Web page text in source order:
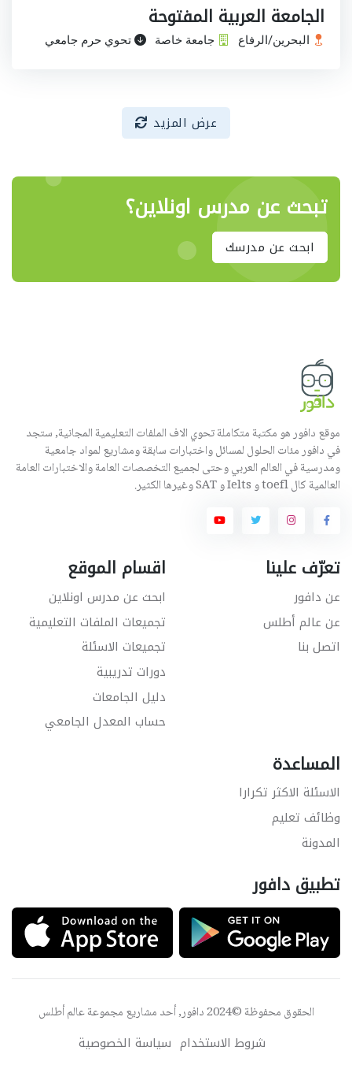
الجامعة العربية المفتوحة
البحرين/الرفاع جامعة خاصة تحوي حرم جامعي
عرض المزيد
تبحث عن مدرس اونلاين؟
ابحث عن مدرسك
موقع دافور هو مكتبة متكاملة تحوي الاف الملفات التعليمية المجانية, ستجد
في دافور مئات الحلول لمسائل واختبارات سابقة ومشاريع لمواد جامعية
ومدرسية في العالم العربي وحتى لجميع التخصصات العامة والاختبارات العامة
العالمية كال toefl و Ielts و SAT وغيرها الكثير.
تعرّف علينا
عن دافور
عن عالم أطلس
اتصل بنا
اقسام الموقع
ابحث عن مدرس اونلاين
تجميعات الملفات التعليمية
تجميعات الاسئلة
دورات تدريبية
دليل الجامعات
حساب المعدل الجامعي
المساعدة
الاسئلة الاكثر تكرارا
وظائف تعليم
المدونة
تطبيق دافور
الحقوق محفوظة ©2024 دافور, أحد مشاريع مجموعة عالم أطلس
شروط الاستخدام سياسة الخصوصية